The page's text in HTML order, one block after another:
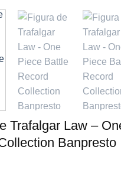
Trafalgar Law –
Banpresto